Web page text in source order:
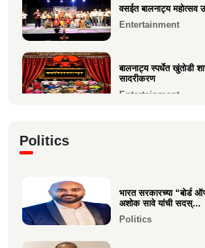
मुंबई फ्युजन फेस्ट 2026 मध्ये
वसईत बालनाट्य महोत्सव
Entertainment
बालनाट्य स्पर्धेत खुंतोडी
सादरीकरण
Entertainment
नीरज चुरी निर्मित“साबर
आंतरराष्ट्रीय पुरस्कारा...
Entertainment
Politics
भारत सरकारच्या “बोर्ड
अशोक सावे यांची सदस्...
Politics